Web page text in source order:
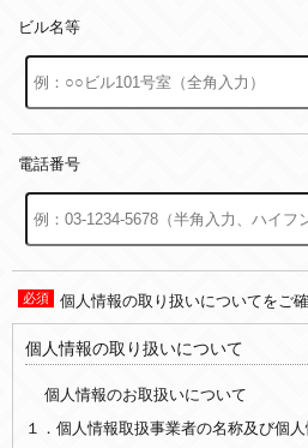
ビル名等
電話番号
個人情報の取り扱いについてをご確
個人情報の取り扱いについて
個人情報のお取扱いについて
１．個人情報取扱事業者の名称及び個